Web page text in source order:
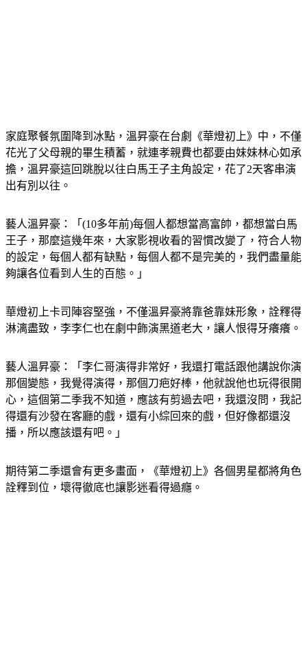
家庭聚餐氛圍降到冰點，溫昇豪在台劇《華燈初上》中，不僅
花光了父母親的畢生積蓄，就連孝親費也都要由妹妹林心如承
擔，溫昇豪這回跳脫以往白馬王子主角設定，花了2天客串演
出有別以往。
藝人溫昇豪：「(10多年前)每個人都想當高富帥，都想當白馬
王子，那麼這幾年來，大家影視收看的習慣改變了，符合人物
的設定，每個人都有缺點，每個人都不是完美的，我們盡量能
夠讓各位看到人生的百態。」
華燈初上卡司陣容堅強，不僅溫昇豪將靠爸靠妹形象，詮釋得
淋漓盡致，李李仁也在劇中飾演黑道老大，讓人恨得牙癢癢。
藝人溫昇豪：「李仁哥演得非常好，我還打電話跟他講說你演
那個變態，我覺得演得，那個刀疤好棒，他就說他也玩得很開
心，這個第二季我不知道，應該有剪過去吧，我還沒問，我記
得還有沙發在客廳的戲，還有小綜回來的戲，但好像都還沒
播，所以應該還有吧。」
期待第二季還會有更多畫面，《華燈初上》各個男星都將角色
詮釋到位，壞得徹底也讓影迷看得過癮。